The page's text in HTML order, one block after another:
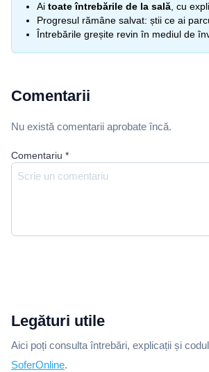
Ai toate întrebările de la sală , cu
Progresul rămâne salvat: știi ce ai
Întrebările greșite revin în mediul de
Comentarii
Nu există comentarii aprobate încă.
Comentariu *
Legături utile
Aici poți consulta întrebări, explicații și
SoferOnline.